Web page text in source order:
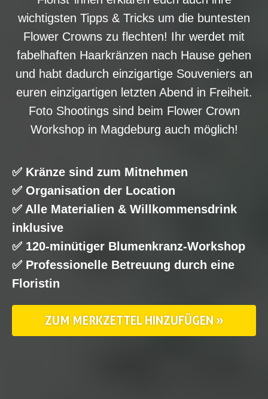
wichtigsten Tipps & Tricks um die buntesten
Flower Crowns zu flechten! Ihr werdet mit
fabelhaften Haarkränzen nach Hause gehen
und habt dadurch einzigartige Souveniers an
euren einzigartigen letzten Abend in Freiheit.
Foto Shootings sind beim Flower Crown
Workshop in Magdeburg auch möglich!
✅ Kränze sind zum Mitnehmen
✅ Organisation der Location
✅ Alle Materialien & Willkommensdrink
inklusive
✅ 120-minütiger Blumenkranz-Workshop
✅ Professionelle Betreuung durch eine
Floristin
ZUM MERKZETTEL HINZUFÜGEN »